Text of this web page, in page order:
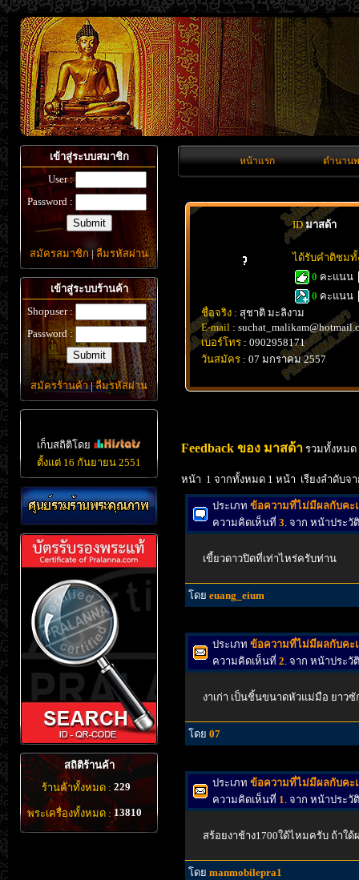
เข้าสู่ระบบสมาชิก
User :
Password :
สมัครสมาชิก|ลืมรหัสผ่าน
เข้าสู่ระบบร้านค้า
Shopuser :
Password :
สมัครร้านค้า|ลืมรหัสผ่าน
เก็บสถิติโดย
ตั้งแต่ 16 กันยายน 2551
สถิติร้านค้า
ร้านค้าทั้งหมด : 229
พระเครื่องทั้งหมด : 13810
หน้าแรก ตำนาน
ID มาสด้า
ได้รับคำติชม
0 คะแนน
0 คะแนน
ชื่อจริง : สุชาติ มะลิงาม
E-mail :
เบอร์โทร : 0902958171
วันสมัคร : 07 มกราคม 2557
Feedback ของ มาสด้า รวมทั้งหมด
หน้า 1 จากทั้งหมด 1 หน้า เรียงลำดับจา
ประเภท ข้อความที่ไม่มีผลกับคะ
ความคิดเห็นที่ 3. จาก หน้าประวั
เขี้ยวดาวปิดที่เท่าไหร่ครับท่าน
โดย euang_eium
ประเภท ข้อความที่ไม่มีผลกับคะ
ความคิดเห็นที่ 2. จาก หน้าประวั
งาเก่า เป็นชิ้นขนาดหัวแม่มือ ยาว
โดย 07
ประเภท ข้อความที่ไม่มีผลกับคะ
ความคิดเห็นที่ 1. จาก หน้าประวั
สร้อยงาช้าง1700ใด้ไหมครับ ถ้าใด้
โดย manmobilepra1